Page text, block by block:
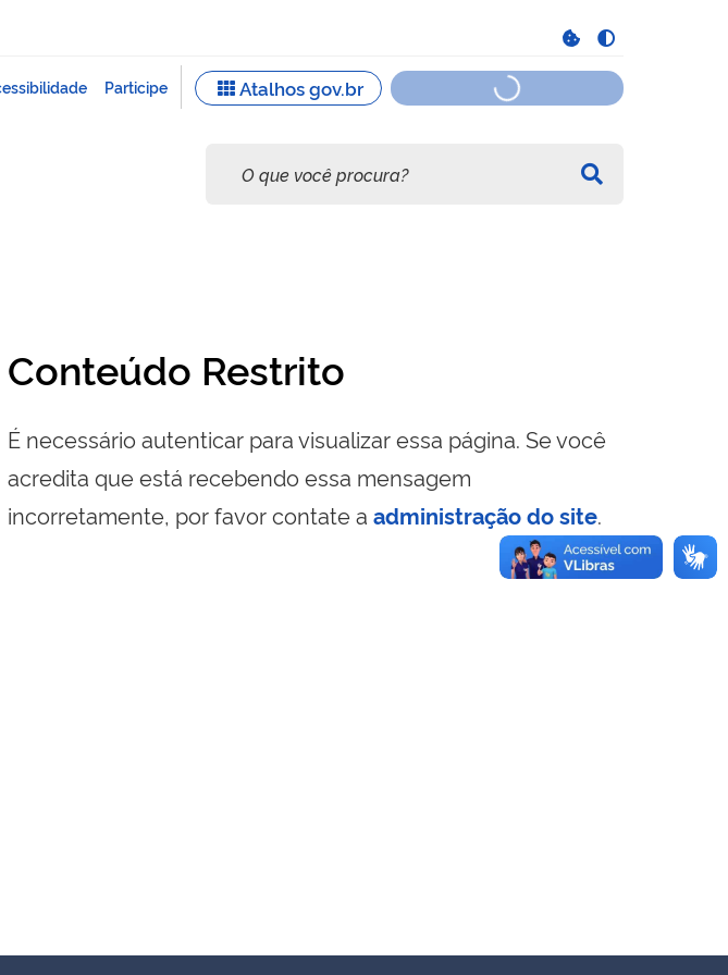
Conteúdo Restrito
É necessário autenticar para visualizar essa página. Se você
acredita que está recebendo essa mensagem
incorretamente, por favor contate a administração do site.